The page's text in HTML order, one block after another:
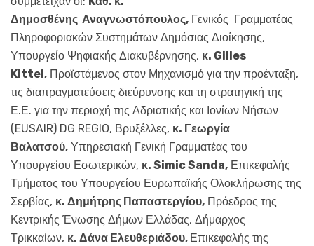
Δημοσθένης Αναγνωστόπουλος, Γενικός Γραμματέας
Πληροφοριακών Συστημάτων Δημόσιας Διοίκησης,
Υπουργείο Ψηφιακής Διακυβέρνησης, κ. Gilles
Kittel, Προϊστάμενος στον Μηχανισμό για την προένταξη,
τις διαπραγματεύσεις διεύρυνσης και τη στρατηγική της
Ε.Ε. για την περιοχή της Αδριατικής και Ιονίων Νήσων
(EUSAIR) DG REGIO, Βρυξέλλες, κ. Γεωργία
Βαλατσού, Υπηρεσιακή Γενική Γραμματέας του
Υπουργείου Εσωτερικών, κ. Simic Sanda, Επικεφαλής
Τμήματος του Υπουργείου Ευρωπαϊκής Ολοκλήρωσης της
Σερβίας, κ. Δημήτρης Παπαστεργίου, Πρόεδρος της
Κεντρικής Ένωσης Δήμων Ελλάδας, Δήμαρχος
Τρικκαίων, κ. Δάνα Ελευθεριάδου, Επικεφαλής της